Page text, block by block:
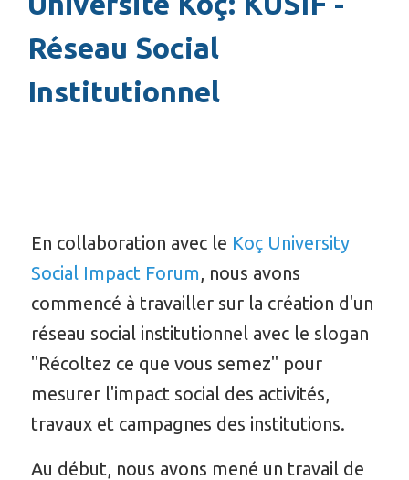
Réseau Social
Institutionnel
En collaboration avec le Koç University
Social Impact Forum , nous avons
commencé à travailler sur la création d'un
réseau social institutionnel avec le slogan
"Récoltez ce que vous semez" pour
mesurer l'impact social des activités,
travaux et campagnes des institutions.
Au début, nous avons mené un travail de